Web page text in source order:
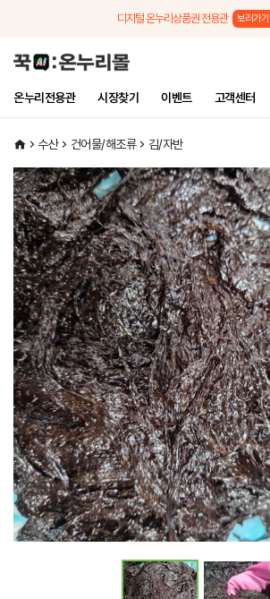
디지털 온누리상품권 전용관 보러가기
온누리전용관 시장찾기 이벤트 고객센터
수산 건어물/해조류 김/자반